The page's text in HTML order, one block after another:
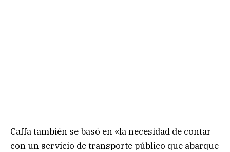
Caffa también se basó en «la necesidad de contar
con un servicio de transporte público que abarque